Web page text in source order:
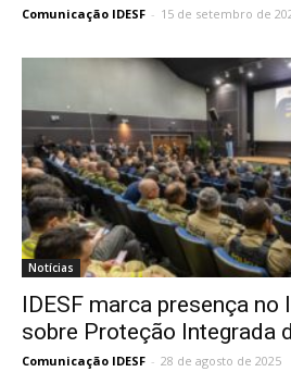
Comunicação IDESF - 15 de setembro de
Notícias
IDESF marca presença no
sobre Proteção Integrada
Comunicação IDESF - 28 de agosto de 2025